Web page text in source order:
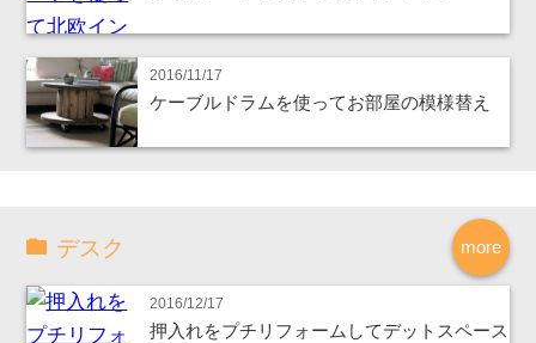
2016/11/17
ケーブルドラムを使ってお部屋の模様替え
more
デスク
2016/12/17
押入れをプチリフォームしてデットスペース